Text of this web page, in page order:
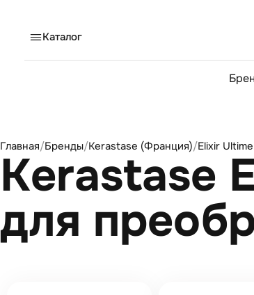
Каталог
Главная/Бренды/Kerastase (Франция)/Elixir
Kerastase
для